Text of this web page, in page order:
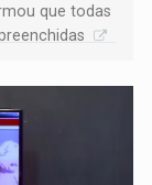
que todas